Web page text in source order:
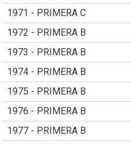
1971 - PRIMERA C
1972 - PRIMERA B
1973 - PRIMERA B
1974 - PRIMERA B
1975 - PRIMERA B
1976 - PRIMERA B
1977 - PRIMERA B